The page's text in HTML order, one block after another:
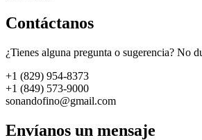
Contáctanos
¿Tienes alguna pregunta o sugerencia? No
+1 (829) 954-8373
+1 (849) 573-9000
sonandofino@gmail.com
Envíanos un mensaje